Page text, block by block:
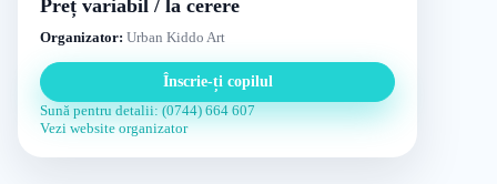
Preț variabil / la cerere
Organizator: Urban Kiddo Art
Înscrie-ți copilul
Sună pentru detalii: (0744) 664 607
Vezi website organizator